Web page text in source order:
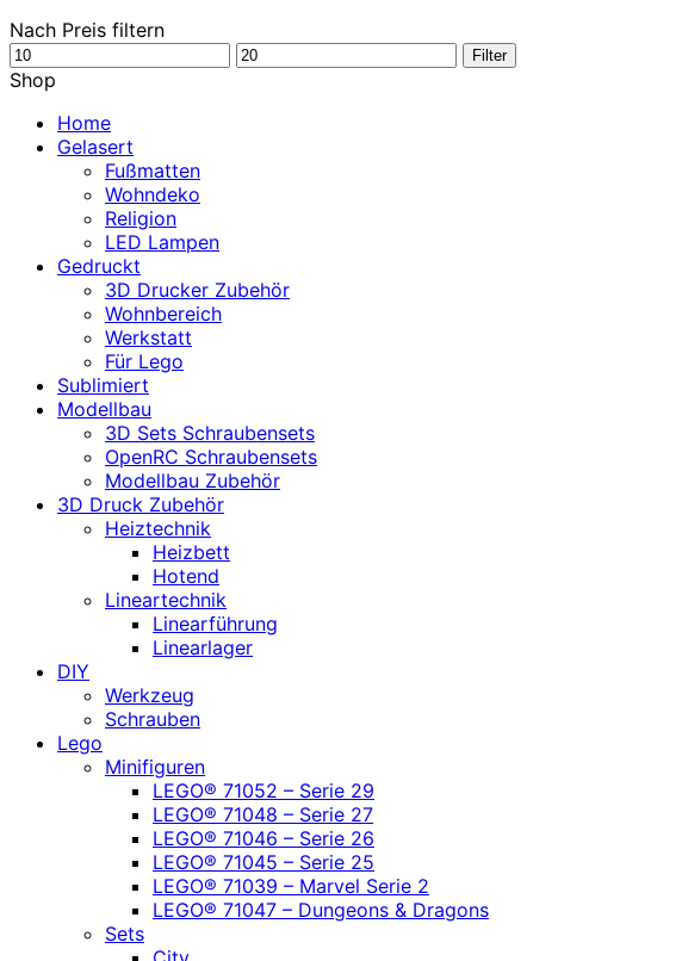
Nach Preis filtern
Min.
Preis
Max.
Filter
Shop
Home
Gelasert
Fußmatten
Wohndeko
Religion
LED Lampen
Gedruckt
3D Drucker Zubehör
Wohnbereich
Werkstatt
Für Lego
Sublimiert
Modellbau
3D Sets Schraubensets
OpenRC Schraubensets
Modellbau Zubehör
3D Druck Zubehör
Heiztechnik
Heizbett
Hotend
Lineartechnik
Linearführung
Linearlager
DIY
Werkzeug
Schrauben
Lego
Minifiguren
LEGO® 71052 – Serie 29
LEGO® 71048 – Serie 27
LEGO® 71046 – Serie 26
LEGO® 71045 – Serie 25
LEGO® 71039 – Marvel Serie 2
LEGO® 71047 – Dungeons & Dragons
Sets